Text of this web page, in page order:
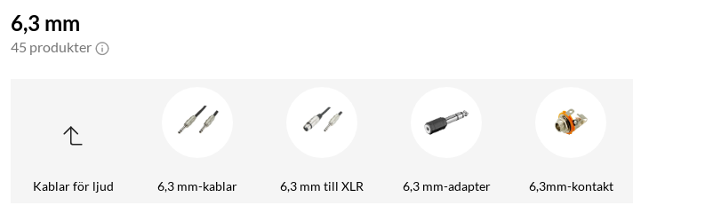
6,3 mm
45 produkter
Kablar för ljud 6,3 mm-kablar 6,3 mm till XLR 6,3 mm-adapter 6,3mm-kontakt